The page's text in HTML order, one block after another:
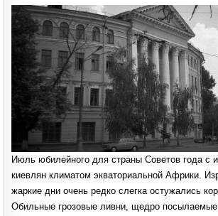
Июль юбилейного для страны Советов года с
киевлян климатом экваториальной Африки.
жаркие дни очень редко слегка остужались
Обильные грозовые ливни, щедро